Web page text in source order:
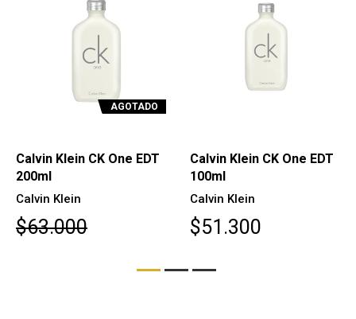
Calvin Klein CK One EDT
100ml
Calvin Klein
$51.300
Calvin Klein CK One
Essence Parfum 100 ml
Calvin Klein
$62.700